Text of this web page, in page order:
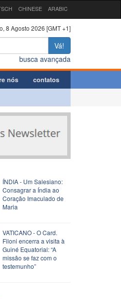
CHINESE ARABIC
8 Agosto 2026 [GMT +1]
Vá!
busca avançada
nós contatos
ÍNDIA - Um Salesiano:
Consagrar a Índia ao
Coração Imaculado de
Maria
VATICANO - O Card.
Filoni encerra a visita à
Guiné Equatorial: “A
missão se faz com o
testemunho”